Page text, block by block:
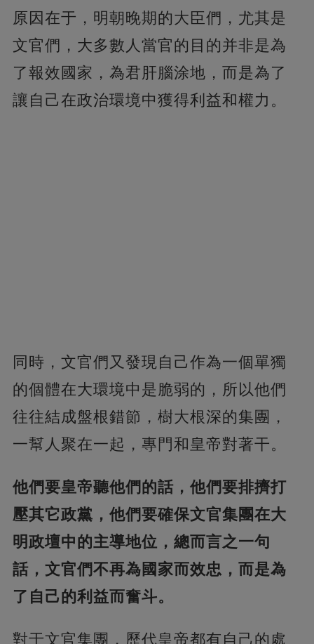
原因在于，明朝晚期的大臣們，尤其是
文官們，大多數人當官的目的并非是為
了報效國家，為君肝腦涂地，而是為了
讓自己在政治環境中獲得利益和權力。
同時，文官們又發現自己作為一個單獨
的個體在大環境中是脆弱的，所以他們
往往結成盤根錯節，樹大根深的集團，
一幫人聚在一起，專門和皇帝對著干。
他們要皇帝聽他們的話，他們要排擠打
壓其它政黨，他們要確保文官集團在大
明政壇中的主導地位，總而言之一句
話，文官們不再為國家而效忠，而是為
了自己的利益而奮斗。
對于文官集團，歷代皇帝都有自己的處